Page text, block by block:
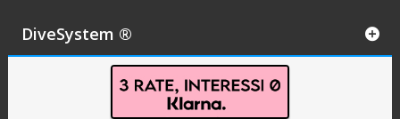
DiveSystem ®